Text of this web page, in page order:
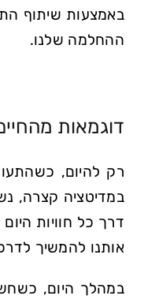
באמצעות שיתוף
ההחלמה שלנו.
דוגמאות
רק להיום,
במדיטציה קצרה,
דרך כל חוויות
אותנו להמשיך
במהלך היום,